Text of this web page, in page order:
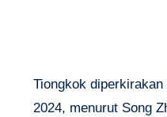
Tiongkok
2024, menurut Song